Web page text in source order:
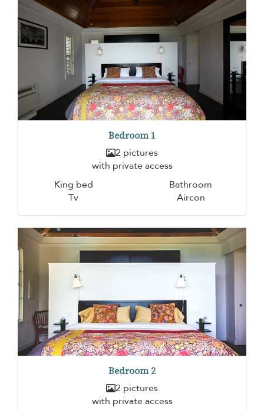
Bedroom 1
2 pictures
with private access
King bed
Bathroom
Tv
Aircon
Bedroom 2
2 pictures
with private access